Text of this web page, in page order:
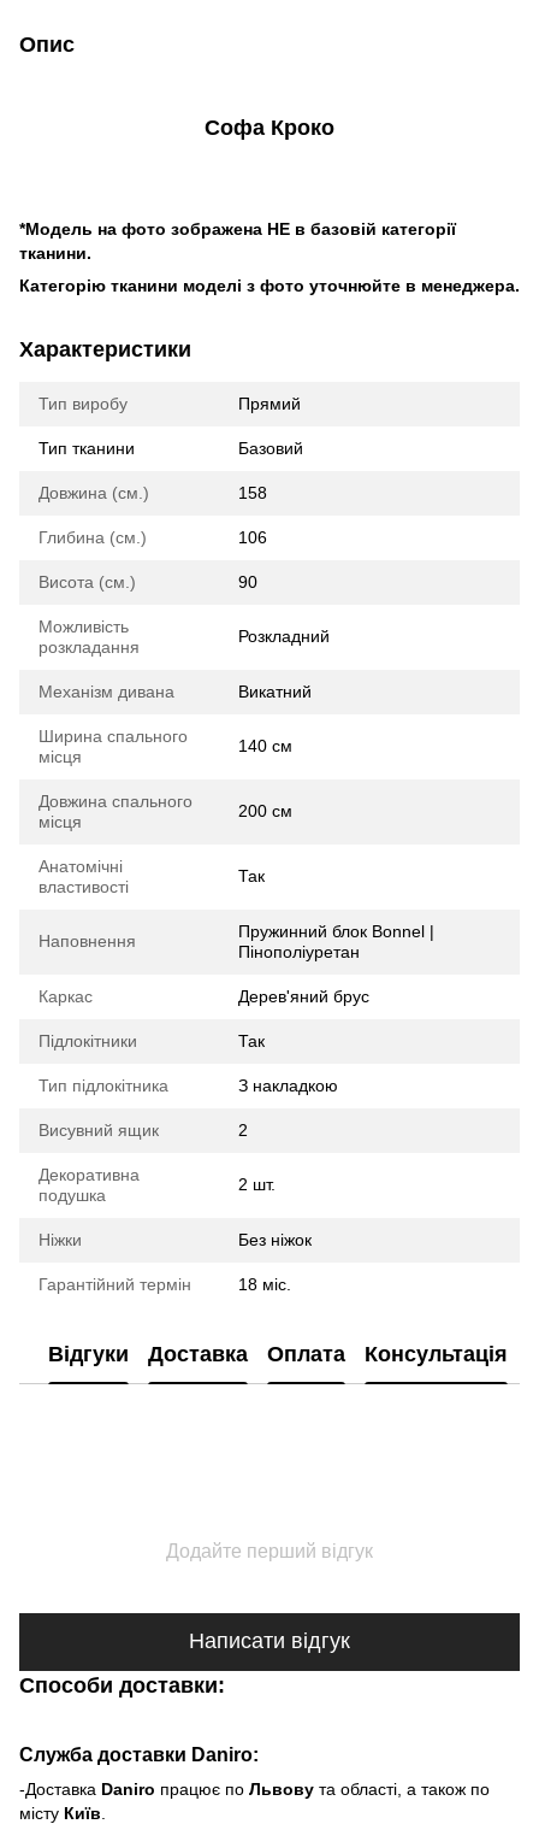
Опис
Софа Кроко
*Модель на фото зображена НЕ в базовій категорії
тканини.
Категорію тканини моделі з фото уточнюйте в менеджера.
Характеристики
Тип виробу Прямий
Тип тканини Базовий
Довжина (см.) 158
Глибина (см.) 106
Висота (см.) 90
Можливість
розкладання
Розкладний
Механізм дивана Викатний
Ширина спального
місця
140 см
Довжина спального
місця
200 см
Анатомічні
властивості
Так
Наповнення
Пружинний блок Bonnel |
Пінополіуретан
Каркас Дерев'яний брус
Підлокітники Так
Тип підлокітника З накладкою
Висувний ящик 2
Декоративна
подушка
2 шт.
Ніжки Без ніжок
Гарантійний термін 18 міс.
Відгуки Доставка Оплата Консультація
Додайте перший відгук
Написати відгук
Способи доставки:
Служба доставки Daniro:
-Доставка Daniro працює по Львову та області, а також по
місту Київ